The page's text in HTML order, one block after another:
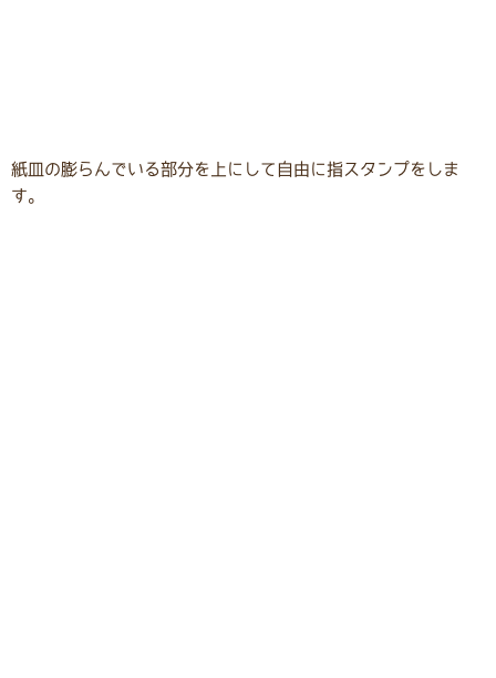
紙皿の膨らんでいる部分を上にして自由に指スタンプをしま
す。